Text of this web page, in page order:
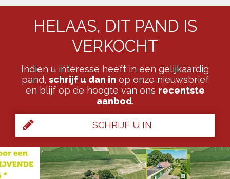
HELAAS, DIT PAND IS
VERKOCHT
Indien u interesse heeft in een gelijkaardig
pand, schrijf u dan in op onze nieuwsbrief
en blijf op de hoogte van ons recentste
aanbod.
SCHRIJF U IN